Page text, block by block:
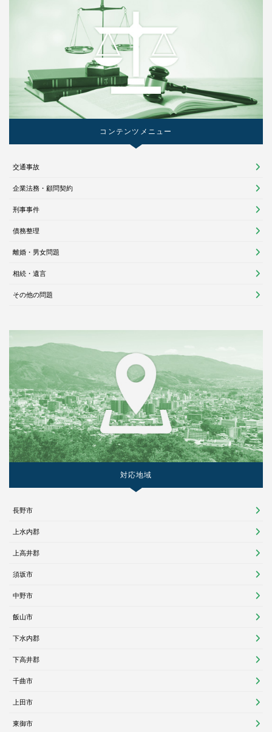
コンテンツメニュー
交通事故
企業法務・顧問契約
刑事事件
債務整理
離婚・男女問題
相続・遺言
その他の問題
対応地域
長野市
上水内郡
上高井郡
須坂市
中野市
飯山市
下水内郡
下高井郡
千曲市
上田市
東御市